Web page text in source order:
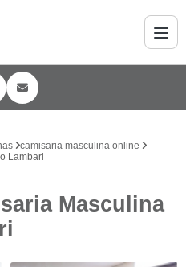
camisaria masculina online
Lambari
Masculina